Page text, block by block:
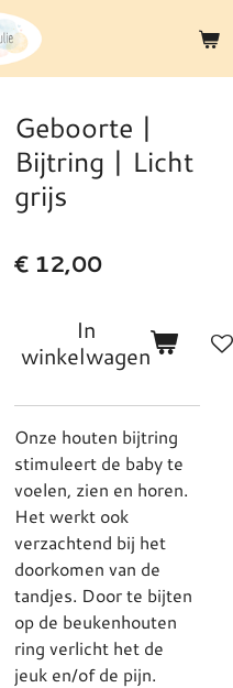
Geboorte |
Bijtring | Licht
grijs
€ 12,00
In
winkelwagen
Onze houten bijtring
stimuleert de baby te
voelen, zien en horen.
Het werkt ook
verzachtend bij het
doorkomen van de
tandjes. Door te bijten
op de beukenhouten
ring verlicht het de
jeuk en/of de pijn.